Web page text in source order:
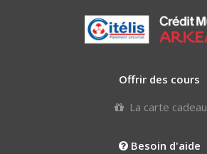
Offrir des cours
La carte cadeau
Besoin d'aide